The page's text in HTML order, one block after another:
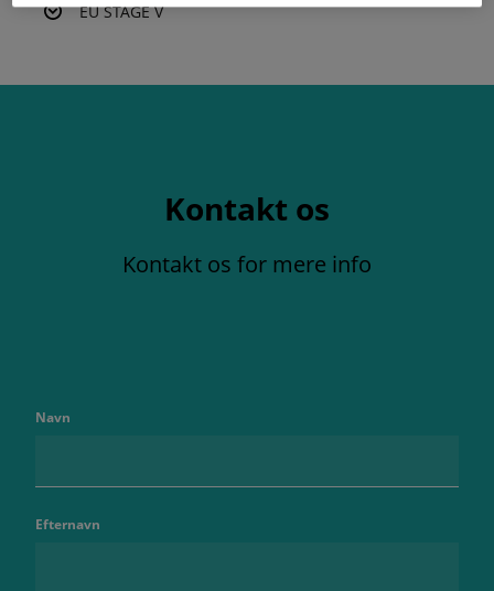
EU STAGE V
Kontakt os
Kontakt os for mere info
Navn
Efternavn